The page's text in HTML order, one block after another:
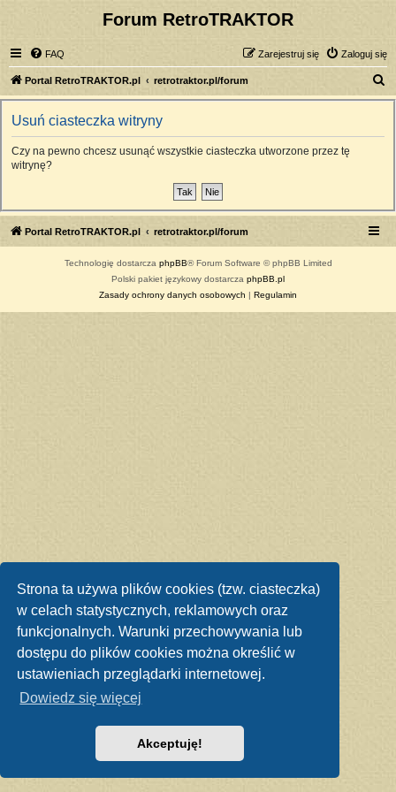
Strona ta używa plików cookies (tzw. ciasteczka)
w celach statystycznych, reklamowych oraz
funkcjonalnych. Warunki przechowywania lub
dostępu do plików cookies można określić w
ustawieniach przeglądarki internetowej.
Dowiedz się więcej
Akceptuję!
Forum RetroTRAKTOR
FAQ Zaloguj się
Zarejestruj się
Portal RetroTRAKTOR.pl retrotraktor.pl/forum
z
Usuń ciasteczka witryny
Czy na pewno chcesz usunąć wszystkie ciasteczka utworzone przez tę
witrynę?
Portal RetroTRAKTOR.pl retrotraktor.pl/forum
Technologię dostarcza phpBB® Forum Software © phpBB Limited
Polski pakiet językowy dostarcza phpBB.pl
Zasady ochrony danych osobowych | Regulamin